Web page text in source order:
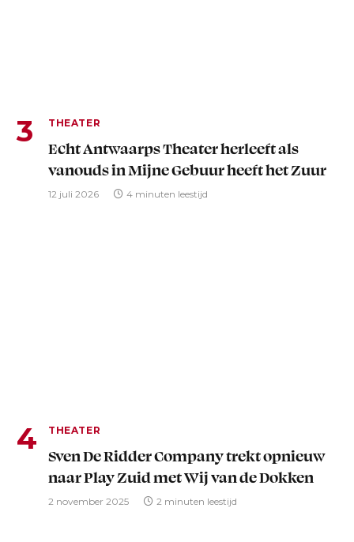
THEATER
Echt Antwaarps Theater herleeft als
vanouds in Mijne Gebuur heeft het Zuur
12 juli 2026 4 minuten leestijd
THEATER
Sven De Ridder Company trekt opnieuw
naar Play Zuid met Wij van de Dokken
2 november 2025 2 minuten leestijd